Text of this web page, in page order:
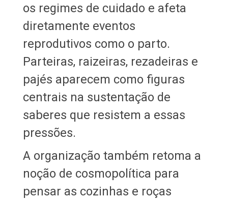
os regimes de cuidado e afeta
diretamente eventos
reprodutivos como o parto.
Parteiras, raizeiras, rezadeiras e
pajés aparecem como figuras
centrais na sustentação de
saberes que resistem a essas
pressões.
A organização também retoma a
noção de cosmopolítica para
pensar as cozinhas e roças